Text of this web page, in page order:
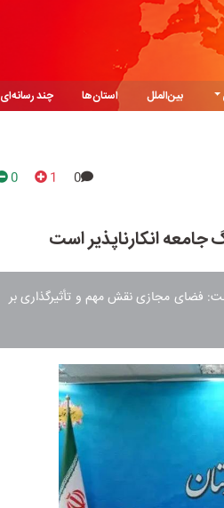
بین‌الملل استان‌ها
چند رسانه‌ای
0
1
0
انکارناپذیر است
فضای مجازی نقش مهم و تأثیرگذاری بر